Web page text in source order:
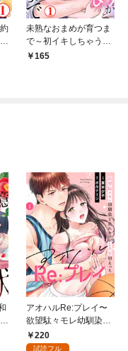
未熟なおまめが育つま
で～初イキしちゃう敏
感指導～1
165
アオハルRe:プレイ〜
欲望駄々モレ幼馴染と
焦れキュンとろ甘初え
っち〜（１）
220
試読フル